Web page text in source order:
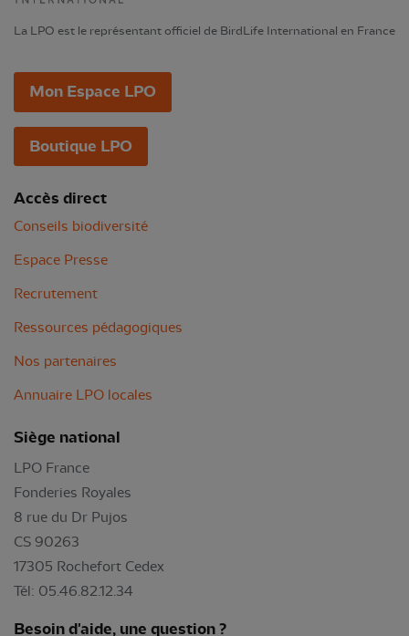
La LPO est le représentant officiel de BirdLife International en France
Mon Espace LPO
Boutique LPO
Accès direct
Conseils biodiversité
Espace Presse
Recrutement
Ressources pédagogiques
Nos partenaires
Annuaire LPO locales
Siège national
LPO France
Fonderies Royales
8 rue du Dr Pujos
CS 90263
17305 Rochefort Cedex
Tél: 05.46.82.12.34
Besoin d'aide, une question ?